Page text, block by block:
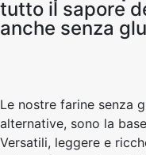
tutto il sapore
anche senza
Le nostre farine senza
alternative, sono la
Versatili, leggere e